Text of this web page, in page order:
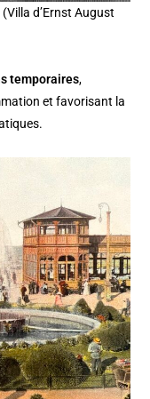
d’Ernst August
temporaires,
et favorisant la